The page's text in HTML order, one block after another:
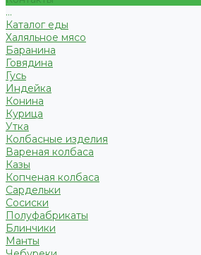
...
Каталог еды
Халяльное мясо
Баранина
Говядина
Гусь
Индейка
Конина
Курица
Утка
Колбасные изделия
Вареная колбаса
Казы
Копченая колбаса
Сардельки
Сосиски
Полуфабрикаты
Блинчики
Манты